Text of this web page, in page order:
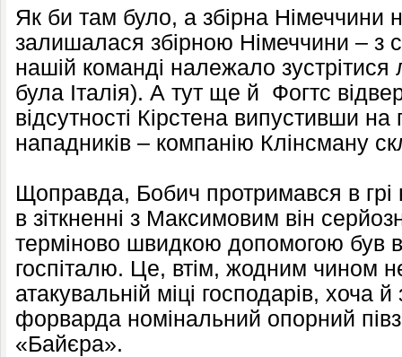
Як би там було, а збірна Німеччини
залишалася збірною Німеччини – з
нашій команді належало
була Італія). А тут ще й Фогтс
відсутності Кірстена випустивши на
нападників – компанію Клінсману
Щоправда, Бобич протримався в грі
в зіткненні з Максимовим він
терміново швидкою допомогою був
госпіталю. Це, втім, жодним чином
атакувальній міці господарів, хоча
форварда номінальний опорний
«Байєра».